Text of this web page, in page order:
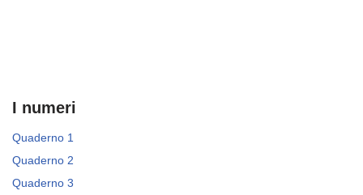
I numeri
Quaderno 1
Quaderno 2
Quaderno 3